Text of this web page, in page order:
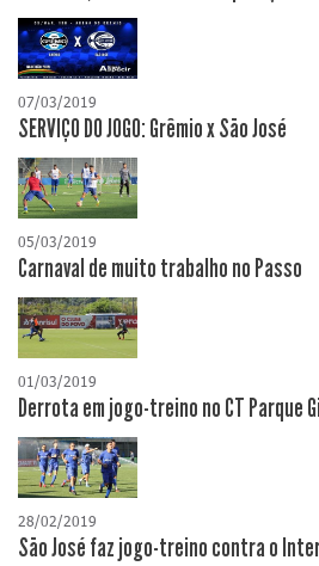
07/03/2019
SERVIÇO DO JOGO: Grêmio x São José
05/03/2019
Carnaval de muito trabalho no Passo
01/03/2019
Derrota em jogo-treino no CT Parque
28/02/2019
São José faz jogo-treino contra o